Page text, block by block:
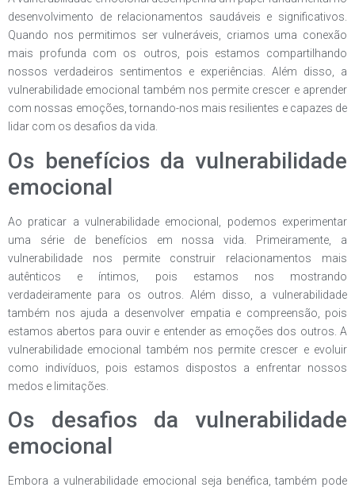
desenvolvimento de relacionamentos saudáveis e significativos.
Quando nos permitimos ser vulneráveis, criamos uma conexão
mais profunda com os outros, pois estamos compartilhando
nossos verdadeiros sentimentos e experiências. Além disso, a
vulnerabilidade emocional também nos permite crescer e aprender
com nossas emoções, tornando-nos mais resilientes e capazes de
lidar com os desafios da vida.
Os benefícios da vulnerabilidade
emocional
Ao praticar a vulnerabilidade emocional, podemos experimentar
uma série de benefícios em nossa vida. Primeiramente, a
vulnerabilidade nos permite construir relacionamentos mais
autênticos e íntimos, pois estamos nos mostrando
verdadeiramente para os outros. Além disso, a vulnerabilidade
também nos ajuda a desenvolver empatia e compreensão, pois
estamos abertos para ouvir e entender as emoções dos outros. A
vulnerabilidade emocional também nos permite crescer e evoluir
como indivíduos, pois estamos dispostos a enfrentar nossos
medos e limitações.
Os desafios da vulnerabilidade
emocional
Embora a vulnerabilidade emocional seja benéfica, também pode